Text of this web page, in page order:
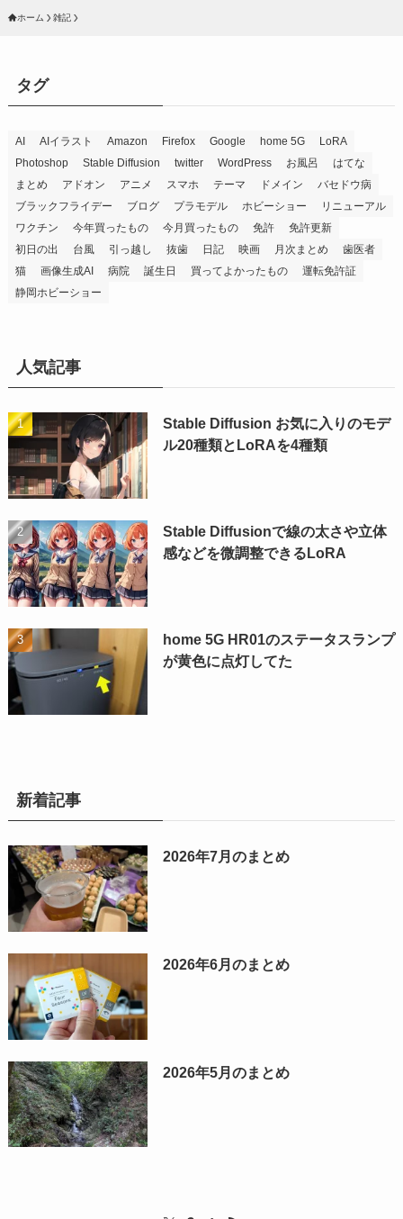
ホーム 雑記
タグ
AI AIイラスト Amazon Firefox Google home 5G
LoRA
Photoshop
Stable Diffusion twitter WordPress お風呂
はてな
まとめ
アドオン アニメ スマホ テーマ ドメイン
バセドウ病
ブラックフライデー
ブログ プラモデル ホビーショー
リニューアル
ワクチン
今年買ったもの 今月買ったもの 免許
免許更新
初日の出
台風 引っ越し 抜歯 日記 映画 月次まとめ
歯医者
猫
画像生成AI 病院 誕生日 買ってよかったもの
運転免許証
静岡ホビーショー
人気記事
Stable Diffusion お気に入りのモデ
ル20種類とLoRAを4種類
Stable Diffusionで線の太さや立体
感などを微調整できるLoRA
home 5G HR01のステータスランプ
が黄色に点灯してた
新着記事
2026年7月のまとめ
2026年6月のまとめ
2026年5月のまとめ